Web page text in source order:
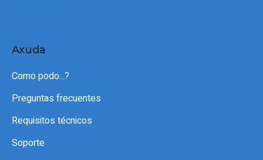
Axuda
Como podo...?
Preguntas frecuentes
Requisitos técnicos
Soporte